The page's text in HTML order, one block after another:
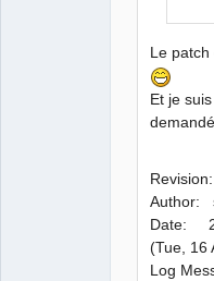
Le patch
Et je
Author:
Date:
(Tue, 16
Log